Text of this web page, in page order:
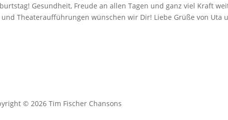
Gesundheit, Freude an allen Tagen und ganz viel Kraft
Theateraufführungen wünschen wir Dir! Liebe Grüße von Uta
© 2026 Tim Fischer Chansons